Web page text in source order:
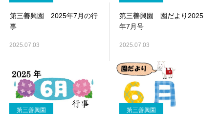
第三善興園 2025年7月の行
事
2025.07.03
第三善興園 園だより2025
年7月号
2025.07.03
第三善興園 第三善興園